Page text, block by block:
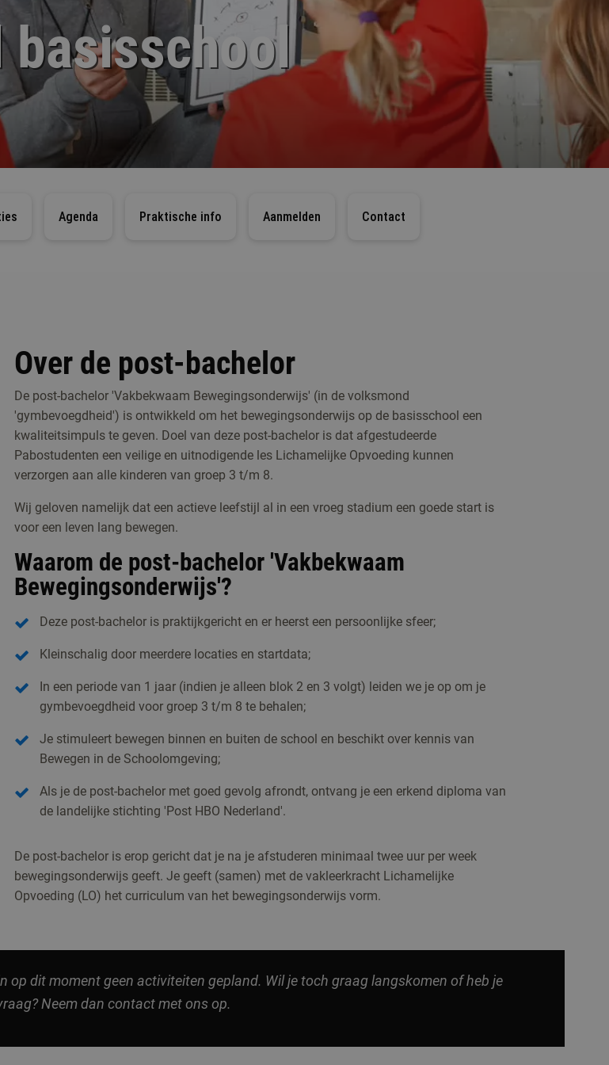
basisschool
Agenda Praktische info Aanmelden Contact
Over de post-bachelor
De post-bachelor 'Vakbekwaam Bewegingsonderwijs' (in de volksmond
'gymbevoegdheid') is ontwikkeld om het bewegingsonderwijs op de basisschool een
kwaliteitsimpuls te geven. Doel van deze post-bachelor is dat afgestudeerde
Pabostudenten een veilige en uitnodigende les Lichamelijke Opvoeding kunnen
verzorgen aan alle kinderen van groep 3 t/m 8.
Wij geloven namelijk dat een actieve leefstijl al in een vroeg stadium een goede start is
voor een leven lang bewegen.
Waarom de post-bachelor 'Vakbekwaam
Bewegingsonderwijs'?
Deze post-bachelor is praktijkgericht en er heerst een persoonlijke sfeer;
Kleinschalig door meerdere locaties en startdata;
In een periode van 1 jaar (indien je alleen blok 2 en 3 volgt) leiden we je op om je
gymbevoegdheid voor groep 3 t/m 8 te behalen;
Je stimuleert bewegen binnen en buiten de school en beschikt over kennis van
Bewegen in de Schoolomgeving;
Als je de post-bachelor met goed gevolg afrondt, ontvang je een erkend diploma van
de landelijke stichting 'Post HBO Nederland'.
De post-bachelor is erop gericht dat je na je afstuderen minimaal twee uur per week
bewegingsonderwijs geeft. Je geeft (samen) met de vakleerkracht Lichamelijke
Opvoeding (LO) het curriculum van het bewegingsonderwijs vorm.
op dit moment geen activiteiten gepland. Wil je toch graag langskomen of heb je
Neem dan contact met ons op.